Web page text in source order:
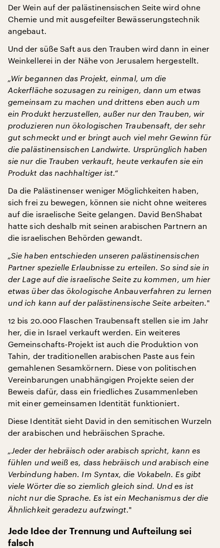
Der Wein auf der palästinensischen Seite wird ohne
Chemie und mit ausgefeilter Bewässerungstechnik
angebaut.
Und der süße Saft aus den Trauben wird dann in einer
Weinkellerei in der Nähe von Jerusalem hergestellt.
„Wir begannen das Projekt, einmal, um die
Ackerfläche sozusagen zu reinigen, dann um etwas
gemeinsam zu machen und drittens eben auch um
ein Produkt herzustellen, außer nur den Trauben, wir
produzieren nun ökologischen Traubensaft, der sehr
gut schmeckt und er bringt auch viel mehr Gewinn für
die palästinensischen Landwirte. Ursprünglich haben
sie nur die Trauben verkauft, heute verkaufen sie ein
Produkt das nachhaltiger ist.“
Da die Palästinenser weniger Möglichkeiten haben,
sich frei zu bewegen, können sie nicht ohne weiteres
auf die israelische Seite gelangen. David BenShabat
hatte sich deshalb mit seinen arabischen Partnern an
die israelischen Behörden gewandt.
„Sie haben entschieden unseren palästinensischen
Partner spezielle Erlaubnisse zu erteilen. So sind sie in
der Lage auf die israelische Seite zu kommen, um hier
etwas über das ökologische Anbauverfahren zu lernen
und ich kann auf der palästinensische Seite arbeiten."
12 bis 20.000 Flaschen Traubensaft stellen sie im Jahr
her, die in Israel verkauft werden. Ein weiteres
Gemeinschafts-Projekt ist auch die Produktion von
Tahin, der traditionellen arabischen Paste aus fein
gemahlenen Sesamkörnern. Diese von politischen
Vereinbarungen unabhängigen Projekte seien der
Beweis dafür, dass ein friedliches Zusammenleben
mit einer gemeinsamen Identität funktioniert.
Diese Identität sieht David in den semitischen Wurzeln
der arabischen und hebräischen Sprache.
„Jeder der hebräisch oder arabisch spricht, kann es
fühlen und weiß es, dass hebräisch und arabisch eine
Verbindung haben. Im Syntax, die Vokabeln. Es gibt
viele Wörter die so ziemlich gleich sind. Und es ist
nicht nur die Sprache. Es ist ein Mechanismus der die
Ähnlichkeit geradezu aufzwingt."
Jede Idee der Trennung und Aufteilung sei
falsch